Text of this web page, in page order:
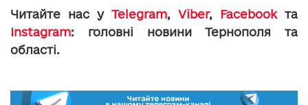
Читайте нас у Telegram, Viber, Facebookта
Instagram: головні новини Тернополя та
області.